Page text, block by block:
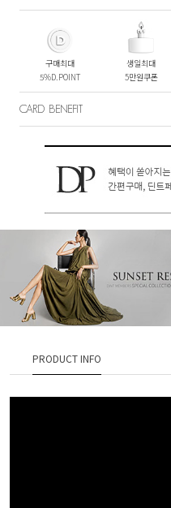
구매최대
5%D.POINT
생일최대
5만원쿠폰
CARD BENEFIT
PRODUCT INFO